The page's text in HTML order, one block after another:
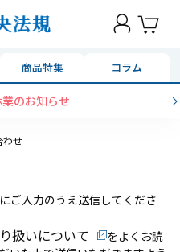
商品特集 コラム
業のお知らせ
わせ
ご入力のうえ送信してくださ
扱いについて
をよくお読